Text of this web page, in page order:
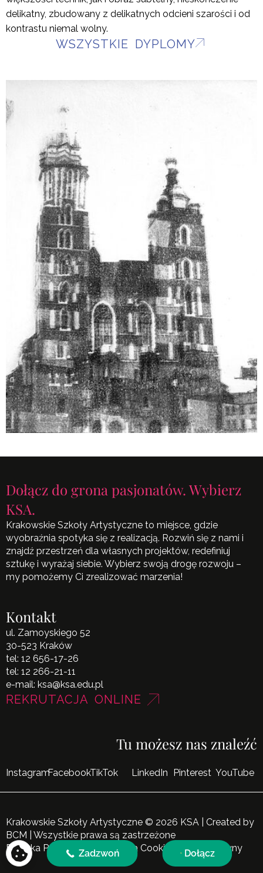
delikatny, zbudowany z delikatnych odcieni szarości i od
kontrastu niemal wolny.
WSZYSTKIE DYPLOMY
Dołącz do grona pasjonatów. Wybierz
KSA.
Krakowskie Szkoły Artystyczne to miejsce, gdzie
wyobraźnia spotyka się z realizacją. Rozwiń się z nami i
znajdź przestrzeń dla własnych projektów, redefiniuj
sztukę i wyrażaj siebie. Wybierz swoją drogę rozwoju –
my pomożemy Ci zrealizować marzenia!
Kontakt
ul. Zamoyskiego 52
30-523 Kraków
tel: 12 656-17-26
tel: 12 266-21-11
e-mail: ksa@ksa.edu.pl
REKRUTACJA ONLINE
Tu możesz nas znaleźć
InstagramFacebookTikTok LinkedIn Pinterest YouTube
Krakowskie Szkoły Artystyczne © 2026 KSA | Created by
BCM
| Wszystkie prawa są zastrzeżone
Polityka Prywatności
Polityka Cookies Mapa Witryny
Zadzwoń Dołącz